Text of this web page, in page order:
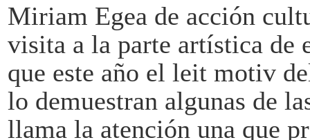
Miriam Egea de acción
visita a la parte artística de
que este año el leit motiv
lo demuestran algunas de
llama la atención una que